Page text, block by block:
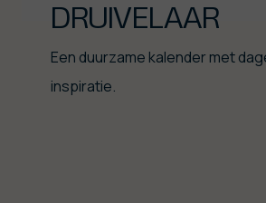
DRUIVELAAR
Een duurzame kalender met
inspiratie.